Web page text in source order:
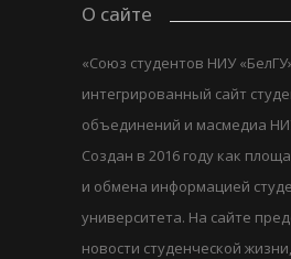
О сайте
«Союз студентов НИУ
интегрированный сайт
объединений и масмедиа
Создан в 2016 году как
и обмена информацией
университета. На сайте
новости студенческой